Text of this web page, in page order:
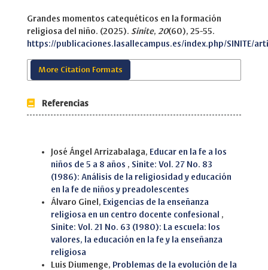
Grandes momentos catequéticos en la formación
religiosa del niño. (2025). Sinite, 20(60), 25-55.
https://publicaciones.lasallecampus.es/index.php/SINITE/
More Citation Formats
Referencias
José Ángel Arrizabalaga, Educar en la fe a los
niños de 5 a 8 años , Sinite: Vol. 27 No. 83
(1986): Análisis de la religiosidad y educación
en la fe de niños y preadolescentes
Álvaro Ginel, Exigencias de la enseñanza
religiosa en un centro docente confesional ,
Sinite: Vol. 21 No. 63 (1980): La escuela: los
valores, la educación en la fe y la enseñanza
religiosa
Luis Diumenge, Problemas de la evolución de la